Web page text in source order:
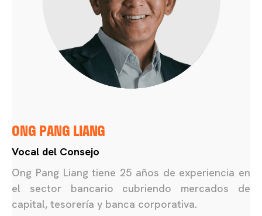
ONG PANG LIANG
Vocal del Consejo
Ong Pang Liang tiene 25 años de experiencia en
el sector bancario cubriendo mercados de
capital, tesorería y banca corporativa.